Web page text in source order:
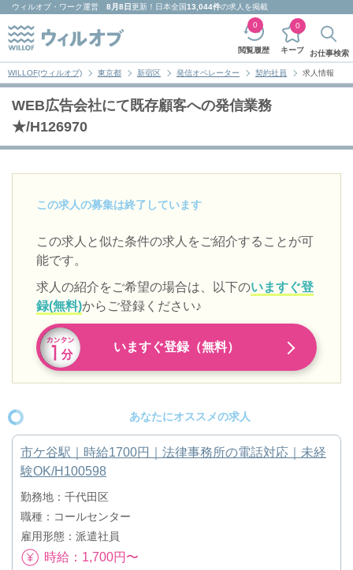
ウィルオブ・ワーク運営 8月8日更新！日本全国13,044件の求人を掲載
閲覧履歴
0
キープ
0
お仕事検索
WILLOF(ウィルオブ) 東京都 新宿区 発信オペレーター 契約社員 求人情報
WEB広告会社にて既存顧客への発信業務
★/H126970
この求人の募集は終了しています
この求人と似た条件の求人をご紹介することが可
能です。
求人の紹介をご希望の場合は、以下のいますぐ登
録(無料)からご登録ください♪
いますぐ登録（無料）
あなたにオススメの求人
市ケ谷駅｜時給1700円｜法律事務所の電話対応｜未経
験OK/H100598
勤務地：千代田区
職種：コールセンター
雇用形態：派遣社員
時給：1,700円〜